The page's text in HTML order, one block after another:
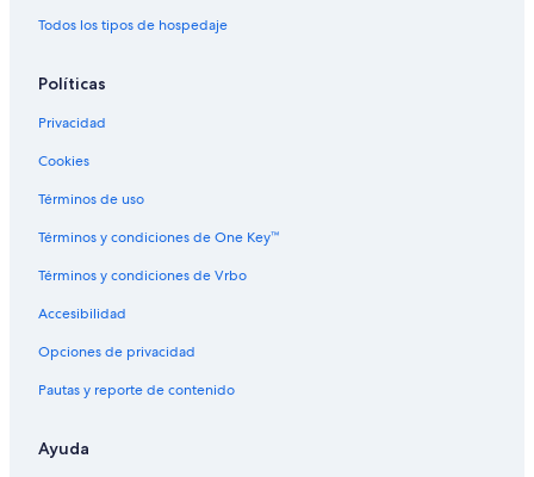
Todos los tipos de hospedaje
Políticas
Privacidad
Cookies
Términos de uso
Términos y condiciones de One Key™
Términos y condiciones de Vrbo
Accesibilidad
Opciones de privacidad
Pautas y reporte de contenido
Ayuda